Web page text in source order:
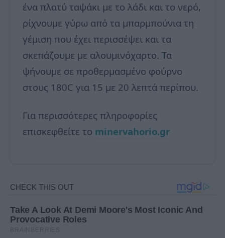
ένα πλατύ ταψάκι με το λάδι και το νερό,
ρίχνουμε γύρω από τα μπαρμπούνια τη
γέμιση που έχει περισσέψει και τα
σκεπάζουμε με αλουμινόχαρτο. Τα
ψήνουμε σε προθερμασμένο φούρνο
στους 180C για 15 με 20 λεπτά περίπου.
Για περισσότερες πληροφορίες
επισκεφθείτε το minervahorio.gr